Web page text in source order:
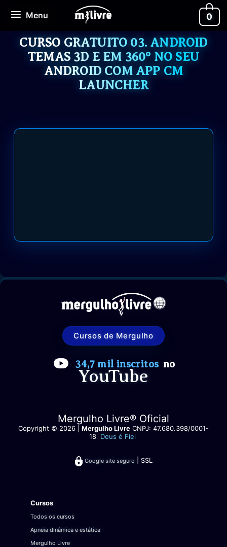
para
conteúdo
Menu
Menu 0
CURSO GRATUITO 03. ANDROID
TEMAS 3D E EM 360º NO SEU
ANDROID COM APP CM
LAUNCHER
Cursos de Mergulho
34,7 mil inscritos no
YouTube
Mergulho Livre® Oficial
Copyright © 2026 | Mergulho Livre CNPJ: 47.680.398/0001-
18 Deus é Fiel
Google site seguro | SSL
Cursos
Todos os cursos
Apneia dinâmica e estática
Mergulho Livre